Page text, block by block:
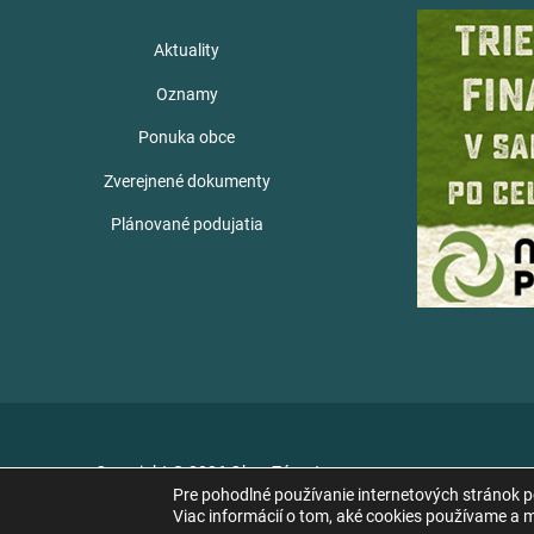
Aktuality
Oznamy
Ponuka obce
Zverejnené dokumenty
Plánované podujatia
Copyright © 2026 Obec Zámutov
Pre pohodlné používanie internetových stránok
Viac informácií o tom, aké cookies používame a